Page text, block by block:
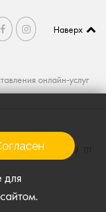
для
Наверх
онлайн-услуг
111 60; факс. 660 111